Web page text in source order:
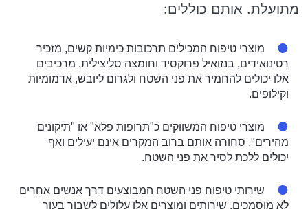
מתועלת. אותם כוללים:
מוצרי טיפוח המכילים תרכובות כימיות קשים, מזכיר
רטינואידים, בנזואיל פרוקסיד וחומצה סליצילית. מרכיבים
אלו יכולים להחמיר את פני השטח ולגרום ליובש, אדמומיות
וקילופים.
מוצרי טיפוח המשווקים כ"תרופות פלא" או "תיקונים
מהירים". סחורה אותם ברוב המקרים אינם יעילים ואף
יכולים ללכת לסיר את פני השטח.
שירותי טיפוח פני השטח המבוצעים דרך אנשים אחרים
לא מוסמכים. שירותים ומוצרים אלו עלולים לשבור בעור